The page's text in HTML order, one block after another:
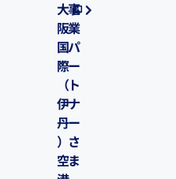
大
阪
国
際
（
伊
丹
）
空
事
業
パ
ー
ト
ナ
ー
さ
ま